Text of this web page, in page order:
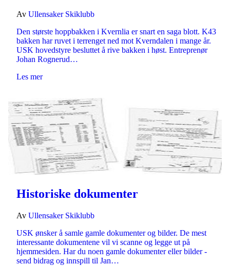
Av Ullensaker Skiklubb
Den største hoppbakken i Kvernlia er snart en saga blott. K43
bakken har ruvet i terrenget ned mot Kverndalen i mange år.
USK hovedstyre besluttet å rive bakken i høst. Entreprenør
Johan Rognerud…
Les mer
Historiske dokumenter
Av Ullensaker Skiklubb
USK ønsker å samle gamle dokumenter og bilder. De mest
interessante dokumentene vil vi scanne og legge ut på
hjemmesiden. Har du noen gamle dokumenter eller bilder -
send bidrag og innspill til Jan…